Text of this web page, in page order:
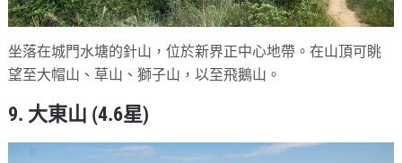
坐落在城門水塘的針山，位於新界正中心地帶。在山頂可眺
望至大帽山、草山、獅子山，以至飛鵝山。
9. 大東山 (4.6星)